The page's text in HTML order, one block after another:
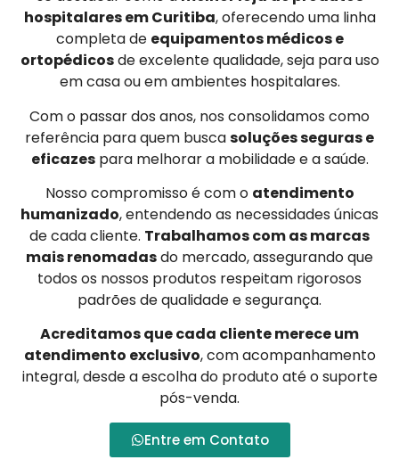
hospitalares em Curitiba, oferecendo uma linha
completa de equipamentos médicos e
ortopédicosde excelente qualidade, seja para uso
em casa ou em ambientes hospitalares.
Com o passar dos anos, nos consolidamos como
referência para quem buscasoluções seguras e
eficazespara melhorar a mobilidade e a saúde.
Nosso compromisso é com o atendimento
humanizado, entendendo as necessidades únicas
de cada cliente. Trabalhamos com as marcas
mais renomadasdo mercado, assegurando que
todos os nossos produtos respeitam rigorosos
padrões de qualidade e segurança.
Acreditamos que cada cliente merece um
atendimento exclusivo, com acompanhamento
integral, desde a escolha do produto até o suporte
pós-venda.
Entre em Contato